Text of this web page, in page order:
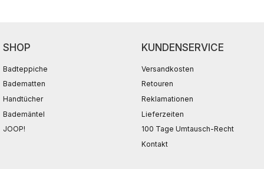
SHOP
Badteppiche
Badematten
Handtücher
Bademäntel
JOOP!
KUNDENSERVICE
Versandkosten
Retouren
Reklamationen
Lieferzeiten
100 Tage Umtausch-Recht
Kontakt